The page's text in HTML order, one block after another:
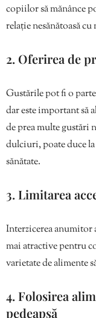
copiilor să mănânce
relație nesănătoasă cu
2. Oferirea de
Gustările pot fi o
dar este important să
de prea multe gustări
dulciuri, poate duce
sănătate.
3. Limitarea
Interzicerea anumitor
mai atractive pentru
varietate de alimente
4. Folosirea
pedeapsă